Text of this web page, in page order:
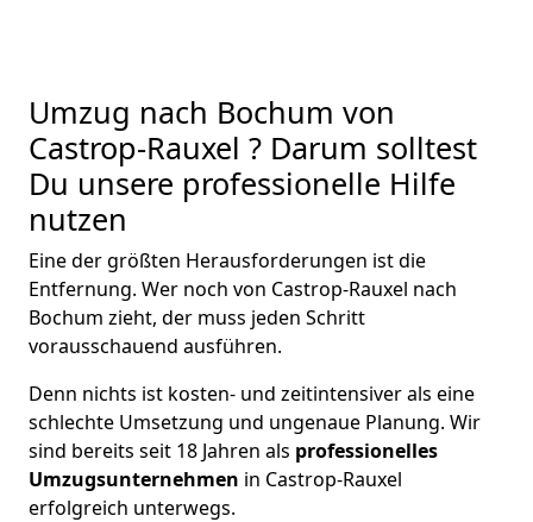
Umzug nach Bochum von
Castrop-Rauxel ? Darum solltest
Du unsere professionelle Hilfe
nutzen
Eine der größten Herausforderungen ist die
Entfernung. Wer noch von Castrop-Rauxel nach
Bochum zieht, der muss jeden Schritt
vorausschauend ausführen.
Denn nichts ist kosten- und zeitintensiver als eine
schlechte Umsetzung und ungenaue Planung. Wir
sind bereits seit 18 Jahren als professionelles
Umzugsunternehmen in Castrop-Rauxel
erfolgreich unterwegs.